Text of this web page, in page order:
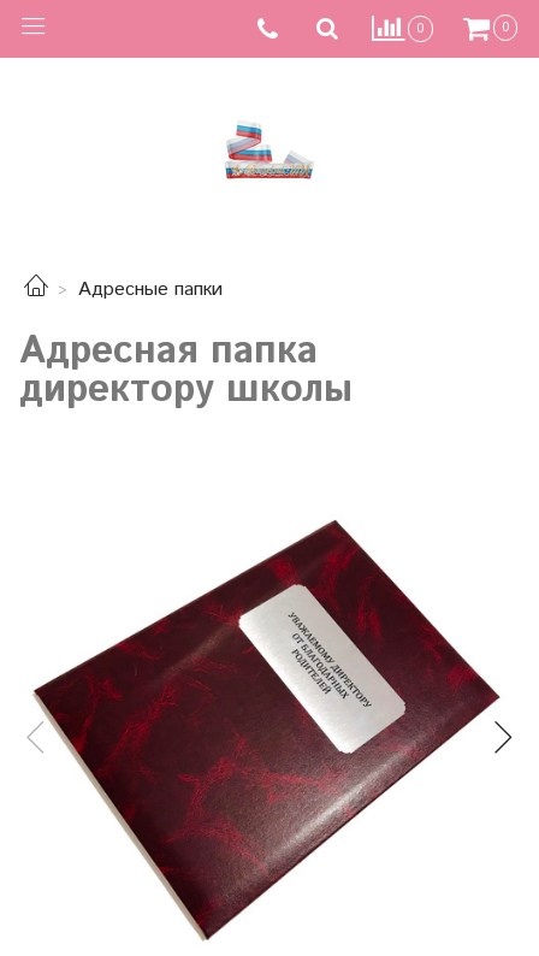
0 0
Адресные папки
Адресная папка
директору школы